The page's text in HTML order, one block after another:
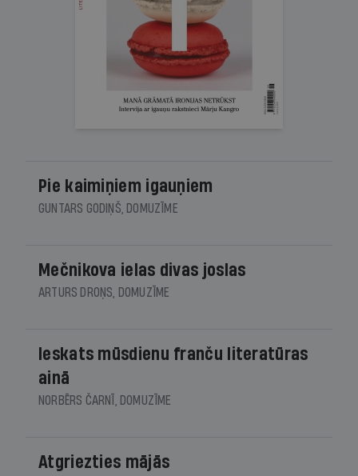
Pie kaimiņiem igauņiem
GUNTARS GODIŅŠ, DOMUZĪME
Mečnikova ielas divas joslas
ARTURS DROŅS, DOMUZĪME
Ieskats mūsdienu franču literatūras
ainā
NORBĒRS ČARNĪ, DOMUZĪME
Atgriezties mājās